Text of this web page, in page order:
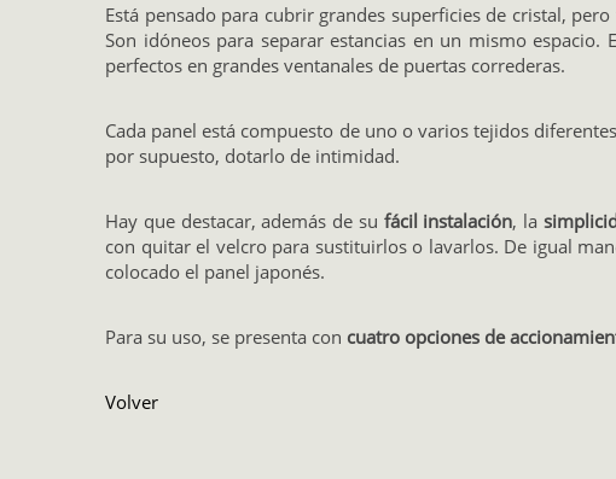
Está pensado para cubrir grandes superficies de cristal,
Son idóneos para separar estancias en un mismo
perfectos en grandes ventanales de puertas correderas.
Cada panel está compuesto de uno o varios tejidos
por supuesto, dotarlo de intimidad.
Hay que destacar, además de su fácil instalación, la
con quitar el velcro para sustituirlos o lavarlos. De igual
colocado el panel japonés.
Para su uso, se presenta con cuatro opciones de
Volver